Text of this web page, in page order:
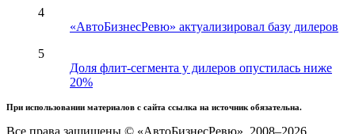
4
«АвтоБизнесРевю» актуализировал базу дилеров
5
Доля флит-сегмента у дилеров опустилась ниже
20%
При использовании материалов с сайта ссылка на источник обязательна.
Все права защищены © «АвтоБизнесРевю», 2008–2026.